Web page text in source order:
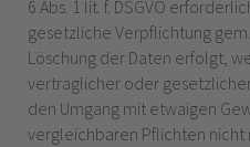
6 Abs. 1 lit. f. DSGVO
gesetzliche Verpflichtung gem.
Löschung der Daten erfolgt,
vertraglicher oder
den Umgang mit etwaigen
vergleichbaren Pflichten